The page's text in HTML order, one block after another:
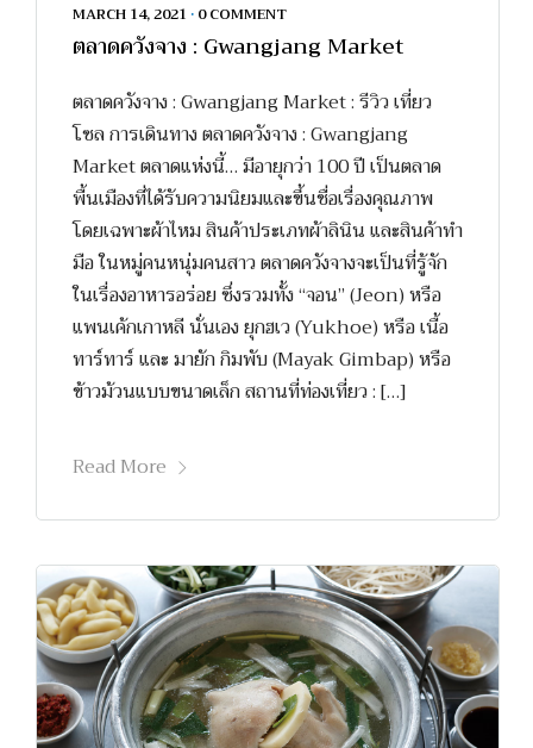
MARCH 14, 2021 • 0 COMMENT
ตลาดควังจาง : Gwangjang Market
ตลาดควังจาง : Gwangjang Market : รีวิว เที่ยว
โซล การเดินทาง ตลาดควังจาง : Gwangjang
Market ตลาดแห่งนี้… มีอายุกว่า 100 ปี เป็นตลาด
พื้นเมืองที่ได้รับความนิยมและขึ้นชื่อเรื่องคุณภาพ
โดยเฉพาะผ้าไหม สินค้าประเภทผ้าลินิน และสินค้าทำ
มือ ในหมู่คนหนุ่มคนสาว ตลาดควังจางจะเป็นที่รู้จัก
ในเรื่องอาหารอร่อย ซึ่งรวมทั้ง “จอน” (Jeon) หรือ
แพนเค้กเกาหลี นั่นเอง ยุกฮเว (Yukhoe) หรือ เนื้อ
ทาร์ทาร์ และ มายัก กิมพับ (Mayak Gimbap) หรือ
ข้าวม้วนแบบขนาดเล็ก สถานที่ท่องเที่ยว : […]
Read More